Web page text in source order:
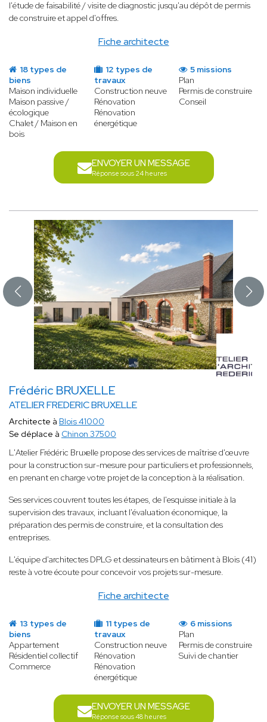
Fiche architecte
l'étude de faisabilité / visite de diagnostic jusqu'au dépôt de permis
de construire et appel d'offres.
18 types de
biens
Maison individuelle
Maison passive /
écologique
Chalet / Maison en
bois
12 types de
travaux
Construction neuve
Rénovation
Rénovation
énergétique
5 missions
Plan
Permis de construire
Conseil
ENVOYER UN MESSAGE
Réponse sous 24 heures
Frédéric BRUXELLE
ATELIER FREDERIC BRUXELLE
Fiche architecte
Architecte à Blois 41000
Se déplace à Chinon 37500
L'Atelier Frédéric Bruxelle propose des services de maîtrise d'œuvre
pour la construction sur-mesure pour particuliers et professionnels,
en prenant en charge votre projet de la conception à la réalisation.
Ses services couvrent toutes les étapes, de l'esquisse initiale à la
supervision des travaux, incluant l'évaluation économique, la
préparation des permis de construire, et la consultation des
entreprises.
L'équipe d'architectes DPLG et dessinateurs en bâtiment à Blois (41)
reste à votre écoute pour concevoir vos projets sur-mesure.
13 types de
biens
Appartement
Résidentiel collectif
Commerce
11 types de
travaux
Construction neuve
Rénovation
Rénovation
énergétique
6 missions
Plan
Permis de construire
Suivi de chantier
ENVOYER UN MESSAGE
Réponse sous 48 heures